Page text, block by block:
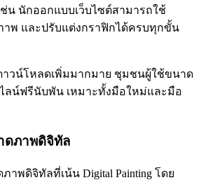
ช่น นักออกแบบเว็บไซต์สามารถใช้
าพ และปรับแต่งกราฟิกได้ครบทุกขั้น
วน์โหลดเพิ่มมากมาย ชุมชนผู้ใช้ขนาด
ลน์ฟรีนับพัน เหมาะทั้งมือใหม่และมือ
ดภาพดิจิทัล
าพดิจิทัลที่เน้น Digital Painting โดย